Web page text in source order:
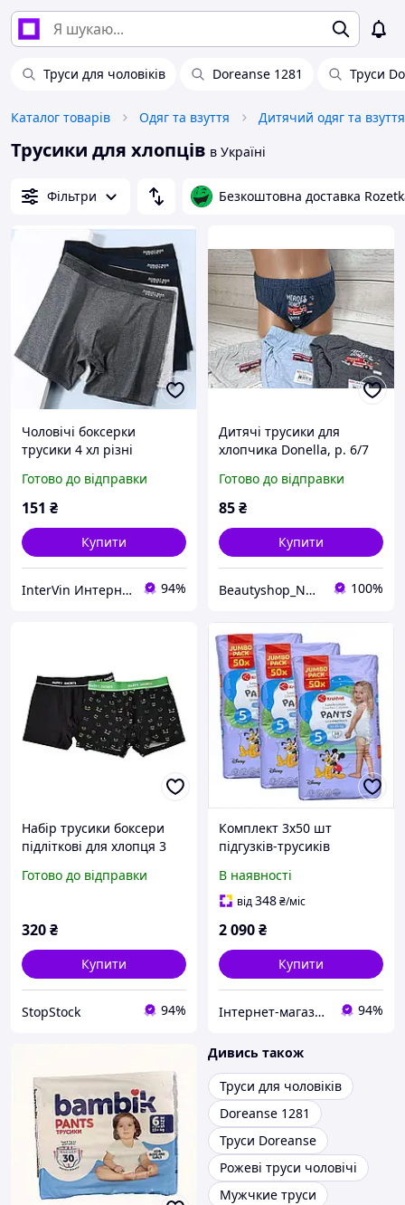
Труси для чоловіків Doreanse 1281 Труси
Каталог товарів Одяг та взуття Дитячий одяг та взуття
Трусики для хлопців в Україні
Фільтри Безкоштовна доставка
Чоловічі боксерки
трусики 4 хл різні
(об'єм 80-100 см) стильні,
модні, для хлопців
Готово до відправки
151 ₴
Купити
InterVin Интернет-магазин 94%
Дитячі трусики для
хлопчика Donella, р. 6/7
Готово до відправки
85₴
Купити
Beautyshop_Natali 100%
Набір трусики боксери
підліткові для хлопця 3
чорний з салатовим 158-
Готово до відправки
320₴
Купити
StopStock 94%
Комплект 3х50 шт
підгузків-трусиків
дівчат, 880EE5250
В наявності
від348₴/міс
2 090₴
Купити
Інтернет-магазин KievMarket 94%
Дивись також
Труси для чоловіків
Doreanse 1281
Труси Doreanse
Рожеві труси чоловічі
Мужчкие труси